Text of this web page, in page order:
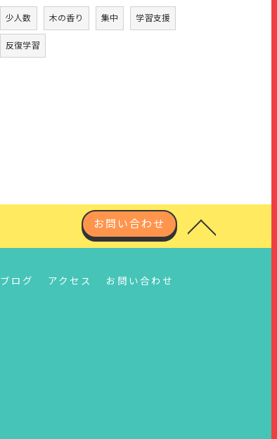
少人数 木の香り 集中 学習支援
反復学習
お問い合わせ
ブログ アクセス お問い合わせ